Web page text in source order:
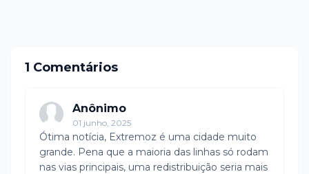
1 Comentários
Anônimo
01 junho, 2025
Ótima notícia, Extremoz é uma cidade muito
grande. Pena que a maioria das linhas só rodam
nas vias principais, uma redistribuição seria mais